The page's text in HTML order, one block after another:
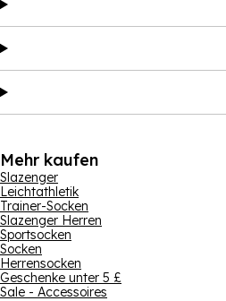
Mehr kaufen
Slazenger
Leichtathletik
Trainer-Socken
Slazenger Herren
Sportsocken
Socken
Herrensocken
Geschenke unter 5 £
Sale - Accessoires